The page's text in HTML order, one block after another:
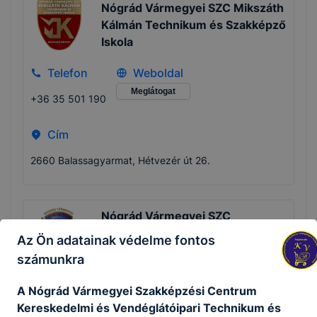
Nógrád Vármegyei SZC Mikszáth
Kálmán Technikum és Szakképző
Iskola
Telefon
+36 35 501 190
Weboldal
Meglátogat
Cím
2660 Balassagyarmat, Hétvezér út 26.
Nógrád Vármegyei SZC
Stromfeld Aurél Technikum
Telefon
+36 32 411 044
Az Ön adatainak védelme fontos
számunkra
A Nógrád Vármegyei Szakképzési Centrum
Kereskedelmi és Vendéglátóipari Technikum és